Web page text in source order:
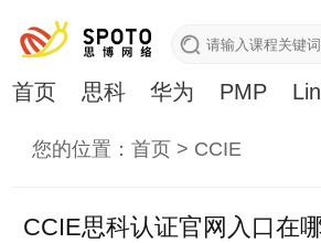
首页 思科 华为 PMP
您的位置：首页 > CCIE
CCIE思科认证官网入口在